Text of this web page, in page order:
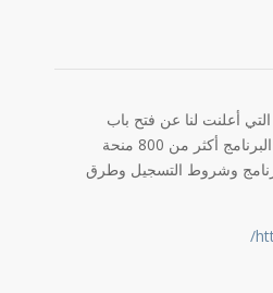
أعلنت لنا عن فتح باب
التسجيل للطبعة الثالثة من “برنامج التنقل لمجموعة التعاون الدولي للجامعات البرازيلية (GCUB-MOB)”. يتضمن هذا البرنامج أكثر من 800 منحة
حول هذا البرنامج وشروط التسجيل وطرق